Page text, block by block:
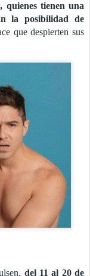
quienes tienen una
la posibilidad de
que despierten sus
del 11 al 20 de